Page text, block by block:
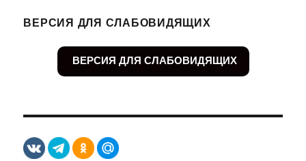
ВЕРСИЯ ДЛЯ СЛАБОВИДЯЩИХ
ВЕРСИЯ ДЛЯ СЛАБОВИДЯЩИХ